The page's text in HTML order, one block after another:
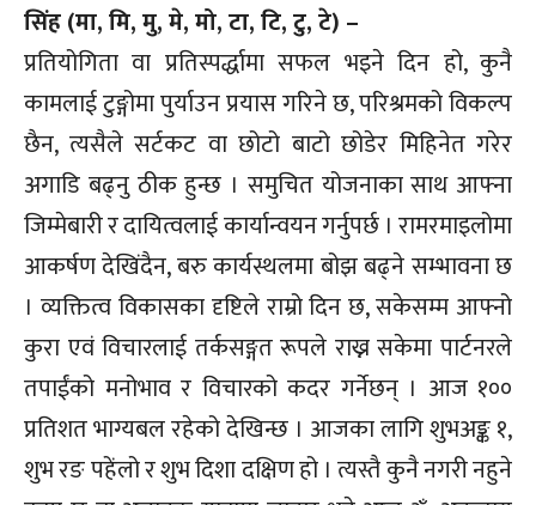
सिंह (मा, मि, मु, मे, मो, टा, टि, टु, टे) –
प्रतियोगिता वा प्रतिस्पर्द्धामा सफल भइने दिन हो, कुनै
कामलाई टुङ्गोमा पुर्याउन प्रयास गरिने छ, परिश्रमको विकल्प
छैन, त्यसैले सर्टकट वा छोटो बाटो छोडेर मिहिनेत गरेर
अगाडि बढ्नु ठीक हुन्छ । समुचित योजनाका साथ आफ्ना
जिम्मेबारी र दायित्वलाई कार्यान्वयन गर्नुपर्छ । रामरमाइलोमा
आकर्षण देखिंदैन, बरु कार्यस्थलमा बोझ बढ्ने सम्भावना छ
। व्यक्तित्व विकासका दृष्टिले राम्रो दिन छ, सकेसम्म आफ्नो
कुरा एवं विचारलाई तर्कसङ्गत रूपले राख्न सकेमा पार्टनरले
तपाईंको मनोभाव र विचारको कदर गर्नेछन् । आज १००
प्रतिशत भाग्यबल रहेको देखिन्छ । आजका लागि शुभअङ्क १,
शुभ रङ पहेंलो र शुभ दिशा दक्षिण हो । त्यस्तै कुनै नगरी नहुने